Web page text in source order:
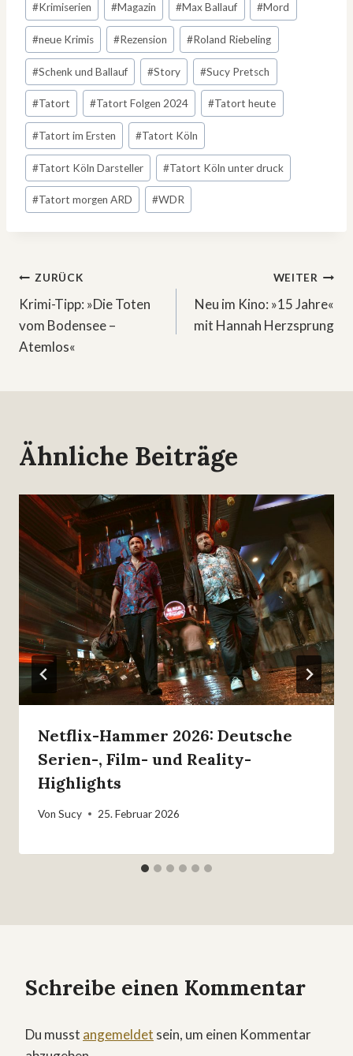
#Krimiserien #Magazin #Max Ballauf #Mord
#neue Krimis #Rezension #Roland Riebeling
#Schenk und Ballauf #Story #Sucy Pretsch
#Tatort #Tatort Folgen 2024 #Tatort heute
#Tatort im Ersten #Tatort Köln
#Tatort Köln Darsteller #Tatort Köln unter druck
#Tatort morgen ARD #WDR
Beitragsnavigation
ZURÜCK
Krimi-Tipp: »Die Toten
vom Bodensee –
Atemlos«
WEITER
Neu im Kino: »15 Jahre«
mit Hannah Herzsprung
Ähnliche Beiträge
Netflix-Hammer 2026: Deutsche
Serien-, Film- und Reality-
Highlights
Von Sucy 25. Februar 2026
Schreibe einen Kommentar
Du musst angemeldet sein, um einen Kommentar